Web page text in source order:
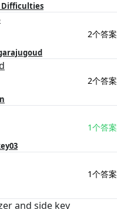
Difficulties
2个答案
2个答案
1个答案
1个答案
and side key